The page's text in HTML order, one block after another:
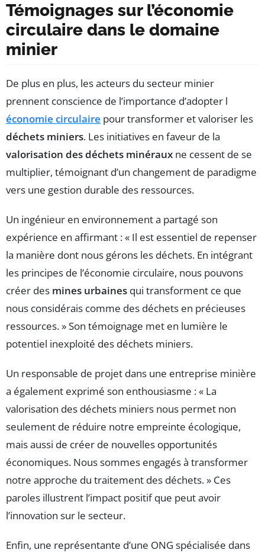
Témoignages sur l’économie
circulaire dans le domaine
minier
De plus en plus, les acteurs du secteur minier
prennent conscience de l’importance d’adopter l
économie circulaire pour transformer et valoriser les
déchets miniers. Les initiatives en faveur de la
valorisation des déchets minéraux ne cessent de se
multiplier, témoignant d’un changement de paradigme
vers une gestion durable des ressources.
Un ingénieur en environnement a partagé son
expérience en affirmant : « Il est essentiel de repenser
la manière dont nous gérons les déchets. En intégrant
les principes de l’économie circulaire, nous pouvons
créer des mines urbaines qui transforment ce que
nous considérais comme des déchets en précieuses
ressources. » Son témoignage met en lumière le
potentiel inexploité des déchets miniers.
Un responsable de projet dans une entreprise minière
a également exprimé son enthousiasme : « La
valorisation des déchets miniers nous permet non
seulement de réduire notre empreinte écologique,
mais aussi de créer de nouvelles opportunités
économiques. Nous sommes engagés à transformer
notre approche du traitement des déchets. » Ces
paroles illustrent l’impact positif que peut avoir
l’innovation sur le secteur.
Enfin, une représentante d’une ONG spécialisée dans